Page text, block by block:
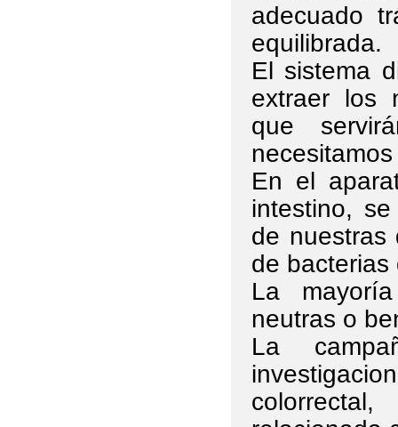
adecuado
equilibrada.
El sistema
extraer los
que
En el
intestino,
de nuestras
de bacterias
La
neutras o
La